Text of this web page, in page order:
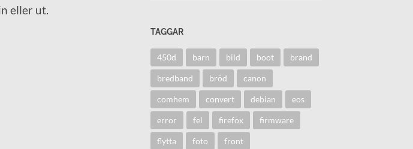
eller ut.
TAGGAR
450d barn bild boot brand
bredband bröd canon
comhem convert debian eos
error fel firefox firmware
flytta foto front